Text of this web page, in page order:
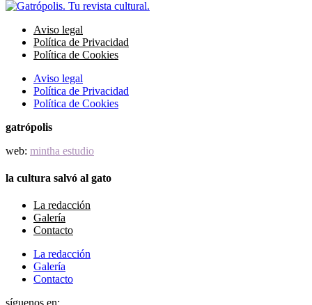
Aviso legal
Política de Privacidad
Política de Cookies
Aviso legal
Política de Privacidad
Política de Cookies
gatrópolis
web: mintha estudio
la cultura salvó al gato
La redacción
Galería
Contacto
La redacción
Galería
Contacto
síguenos en: